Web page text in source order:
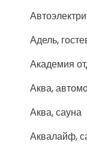
Адель,
Академия
Аква,
Аква, сауна
Аквалайф,